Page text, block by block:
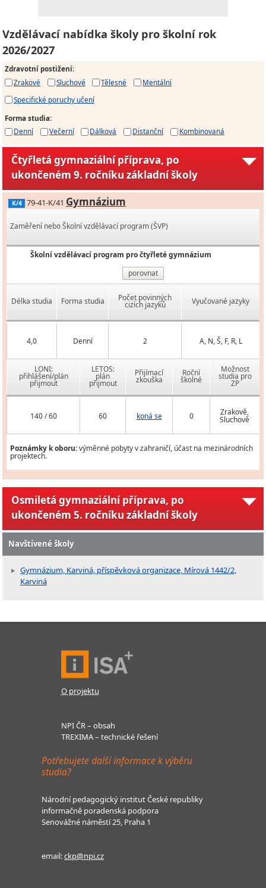
Vzdělávací nabídka školy pro školní rok
2026/2027
Zdravotní postižení:
Zrakové
Sluchové Tělesné
Mentální
Specifické poruchy učení
Forma studia:
Denní
Večerní Dálková Distanční Kombinovaná
Čtyřletá gymnaziální příprava, po
ukončeném 9. ročníku základní školy
K/4 79-41-K/41 Gymnázium
Zaměření nebo Školní vzdělávací program (ŠVP)
Školní vzdělávací program pro čtyřleté gymnázium
porovnat
Délka studia Forma studia Počet povinných
cizích jazyků Vyučované jazyky
4,0 Denní 2 A, N, Š, F, R, L
LONI:
přihlášení/plán
přijmout
LETOS:
plán
přijmout
Přijímací
zkouška
Roční
školné
Možnost
studia pro
ZP
140 / 60 60 koná se 0 Zrakově,
Sluchově
Poznámky k oboru:výměnné pobyty v zahraničí, účast na mezinárodních
projektech.
Osmiletá gymnaziální příprava, po
ukončeném 5. ročníku základní školy
Navštívené školy
Gymnázium, Karviná, příspěvková organizace, Mírová 1442/2,
Karviná
O projektu
NPI ČR – obsah
TREXIMA – technické řešení
Potřebujete další informace k výběru
studia?
Národní pedagogický institut České republiky
informačně poradenská podpora
Senovážné náměstí 25, Praha 1
email:ckp@npi.cz